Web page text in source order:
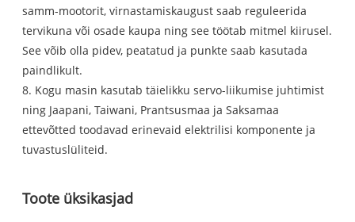
samm-mootorit, virnastamiskaugust saab reguleerida
tervikuna või osade kaupa ning see töötab mitmel kiirusel.
See võib olla pidev, peatatud ja punkte saab kasutada
paindlikult.
8. Kogu masin kasutab täielikku servo-liikumise juhtimist
ning Jaapani, Taiwani, Prantsusmaa ja Saksamaa
ettevõtted toodavad erinevaid elektrilisi komponente ja
tuvastuslüliteid.
Toote üksikasjad